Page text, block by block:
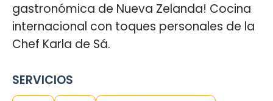
gastronómica de Nueva Zelanda! Cocina
internacional con toques personales de la
Chef Karla de Sá.
SERVICIOS